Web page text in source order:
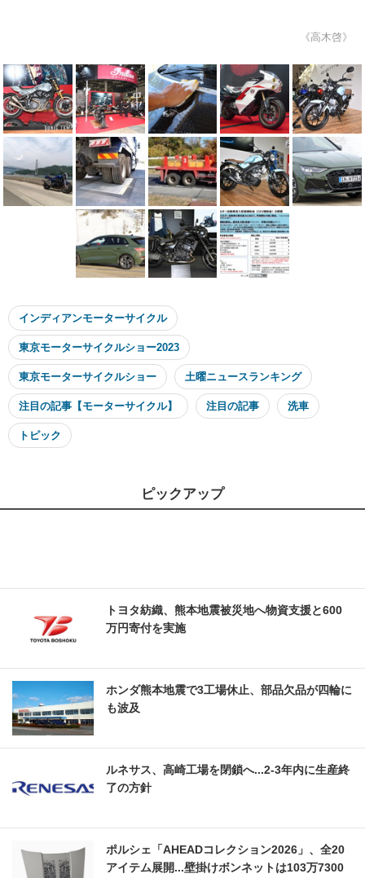
《高木啓》
インディアンモーターサイクル
東京モーターサイクルショー2023
東京モーターサイクルショー 土曜ニュースランキング
注目の記事【モーターサイクル】 注目の記事 洗車
トピック
ピックアップ
トヨタ紡織、熊本地震被災地へ物資支援と600
万円寄付を実施
ホンダ熊本地震で3工場休止、部品欠品が四輪に
も波及
ルネサス、高崎工場を閉鎖へ...2‐3年内に生産終
了の方針
ポルシェ「AHEADコレクション2026」、全20
アイテム展開...壁掛けボンネットは103万7300